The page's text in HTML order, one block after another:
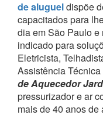
de alugueldispõe
capacitados para
dia em São Paulo e
indicado para
Eletricista,
Assistência
de Aquecedor
pressurizador e ar
mais de 40 anos